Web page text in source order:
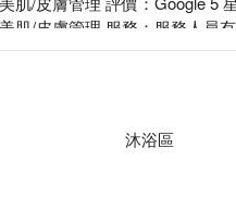
肌/皮膚管理 服務：服務人員
肌/皮膚管理 推薦：捷運西門
沐浴區